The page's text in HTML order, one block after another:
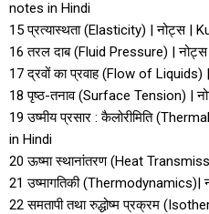
notes in Hindi
15 प्रत्यास्थता (Elasticity) | नोट्स
16 तरल दाब (Fluid Pressure) |
17 द्रवों का प्रवाह (Flow of
18 पृष्ठ-तनाव (Surface Tension) |
19 उष्मीय प्रसार : कैलोरीमिति
in Hindi
20 ऊष्मा स्थानांतरण (Heat
21 उष्मागतिकी
22 समतापी तथा रुद्धोष्म प्रक्रम